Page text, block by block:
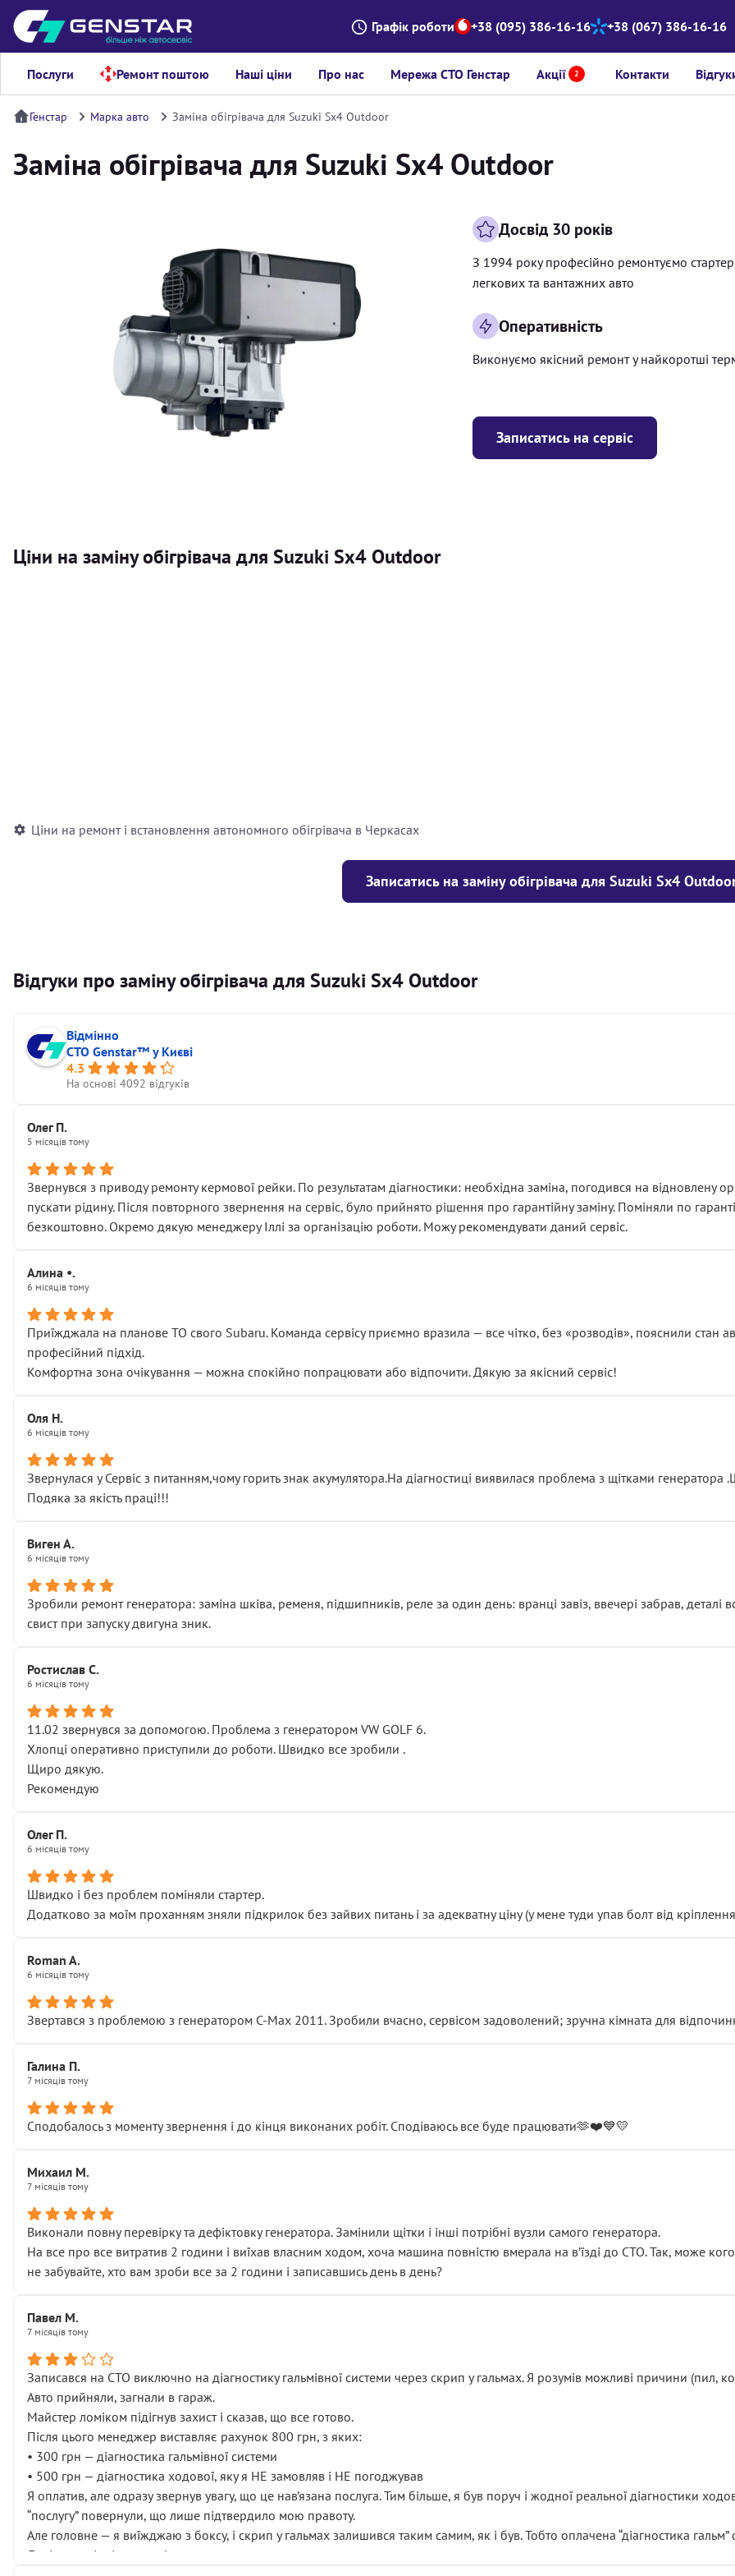
Графік роботи +38 (095) 386-16-16 +38 (067) 386-16-16
Послуги Ремонт поштою Наші ціни Про нас Мережа СТО Генстар Акції 2 Контакти
Генстар Марка авто Заміна обігрівача для Suzuki Sx4 Outdoor
Заміна обігрівача для Suzuki Sx4 Outdoor
Записатись на сервіс
Досвід 30 років
З 1994 року професійно ремонтуємо
легкових та вантажних авто
Оперативність
Виконуємо якісний ремонт у найкоротші
Ціни на заміну обігрівача для Suzuki Sx4 Outdoor
Ціни на ремонт і встановлення автономного обігрівача в Черкасах
Записатись на заміну обігрівача для Suzuki Sx4
Відгуки про заміну обігрівача для Suzuki Sx4 Outdoor
Відмінно
СТО Genstar™ у Києві
4.3
На основі 4092 відгуків
Олег П.
5 місяців тому
Звернувся з приводу ремонту кермової рейки. По результатам діагностики: необхідна заміна, погодився на відновлену
пускати рідину. Після повторного звернення на сервіс, було прийнято рішення про гарантійну заміну. Поміняли по
безкоштовно. Окремо дякую менеджеру Іллі за організацію роботи. Можу рекомендувати даний сервіс.
Алина •.
6 місяців тому
Приїжджала на планове ТО свого Subaru. Команда сервісу приємно вразила — все чітко, без «розводів», пояснили стан
професійний підхід.
Комфортна зона очікування — можна спокійно попрацювати або відпочити. Дякую за якісний сервіс!
Оля Н.
6 місяців тому
Звернулася у Сервіс з питанням,чому горить знак акумулятора.На діагностиці виявилася проблема з щітками
Подяка за якість праці!!!
Виген А.
6 місяців тому
Зробили ремонт генератора: заміна шківа, ременя, підшипників, реле за один день: вранці завіз, ввечері забрав, деталі
свист при запуску двигуна зник.
Ростислав С.
6 місяців тому
11.02 звернувся за допомогою. Проблема з генератором VW GOLF 6.
Хлопці оперативно приступили до роботи. Швидко все зробили .
Щиро дякую.
Рекомендую
Олег П.
6 місяців тому
Швидко і без проблем поміняли стартер.
Додатково за моїм проханням зняли підкрилок без зайвих питань і за адекватну ціну (у мене туди упав болт від
Roman A.
6 місяців тому
Звертався з проблемою з генератором C-Max 2011. Зробили вчасно, сервісом задоволений; зручна кімната для
Галина П.
7 місяців тому
Сподобалось з моменту звернення і до кінця виконаних робіт. Сподіваюсь все буде працювати🫶❤️💙💛
Михаил М.
7 місяців тому
Виконали повну перевірку та дефіктовку генератора. Замінили щітки і інші потрібні вузли самого генератора.
На все про все витратив 2 години і виїхав власним ходом, хоча машина повністю вмерала на вʼїзді до СТО. Так, може
не забувайте, хто вам зроби все за 2 години і записавшись день в день?
Павел М.
7 місяців тому
Записався на СТО виключно на діагностику гальмівної системи через скрип у гальмах. Я розумів можливі причини (пил,
Авто прийняли, загнали в гараж.
Майстер ломіком підігнув захист і сказав, що все готово.
Після цього менеджер виставляє рахунок 800 грн, з яких:
• 300 грн — діагностика гальмівної системи
• 500 грн — діагностика ходової, яку я НЕ замовляв і НЕ погоджував
Я оплатив, але одразу звернув увагу, що це нав’язана послуга. Тим більше, я був поруч і жодної реальної діагностики
“послугу” повернули, що лише підтвердило мою правоту.
Але головне — я виїжджаю з боксу, і скрип у гальмах залишився таким самим, як і був. Тобто оплачена “діагностика
Далі ситуація тільки погіршилась: